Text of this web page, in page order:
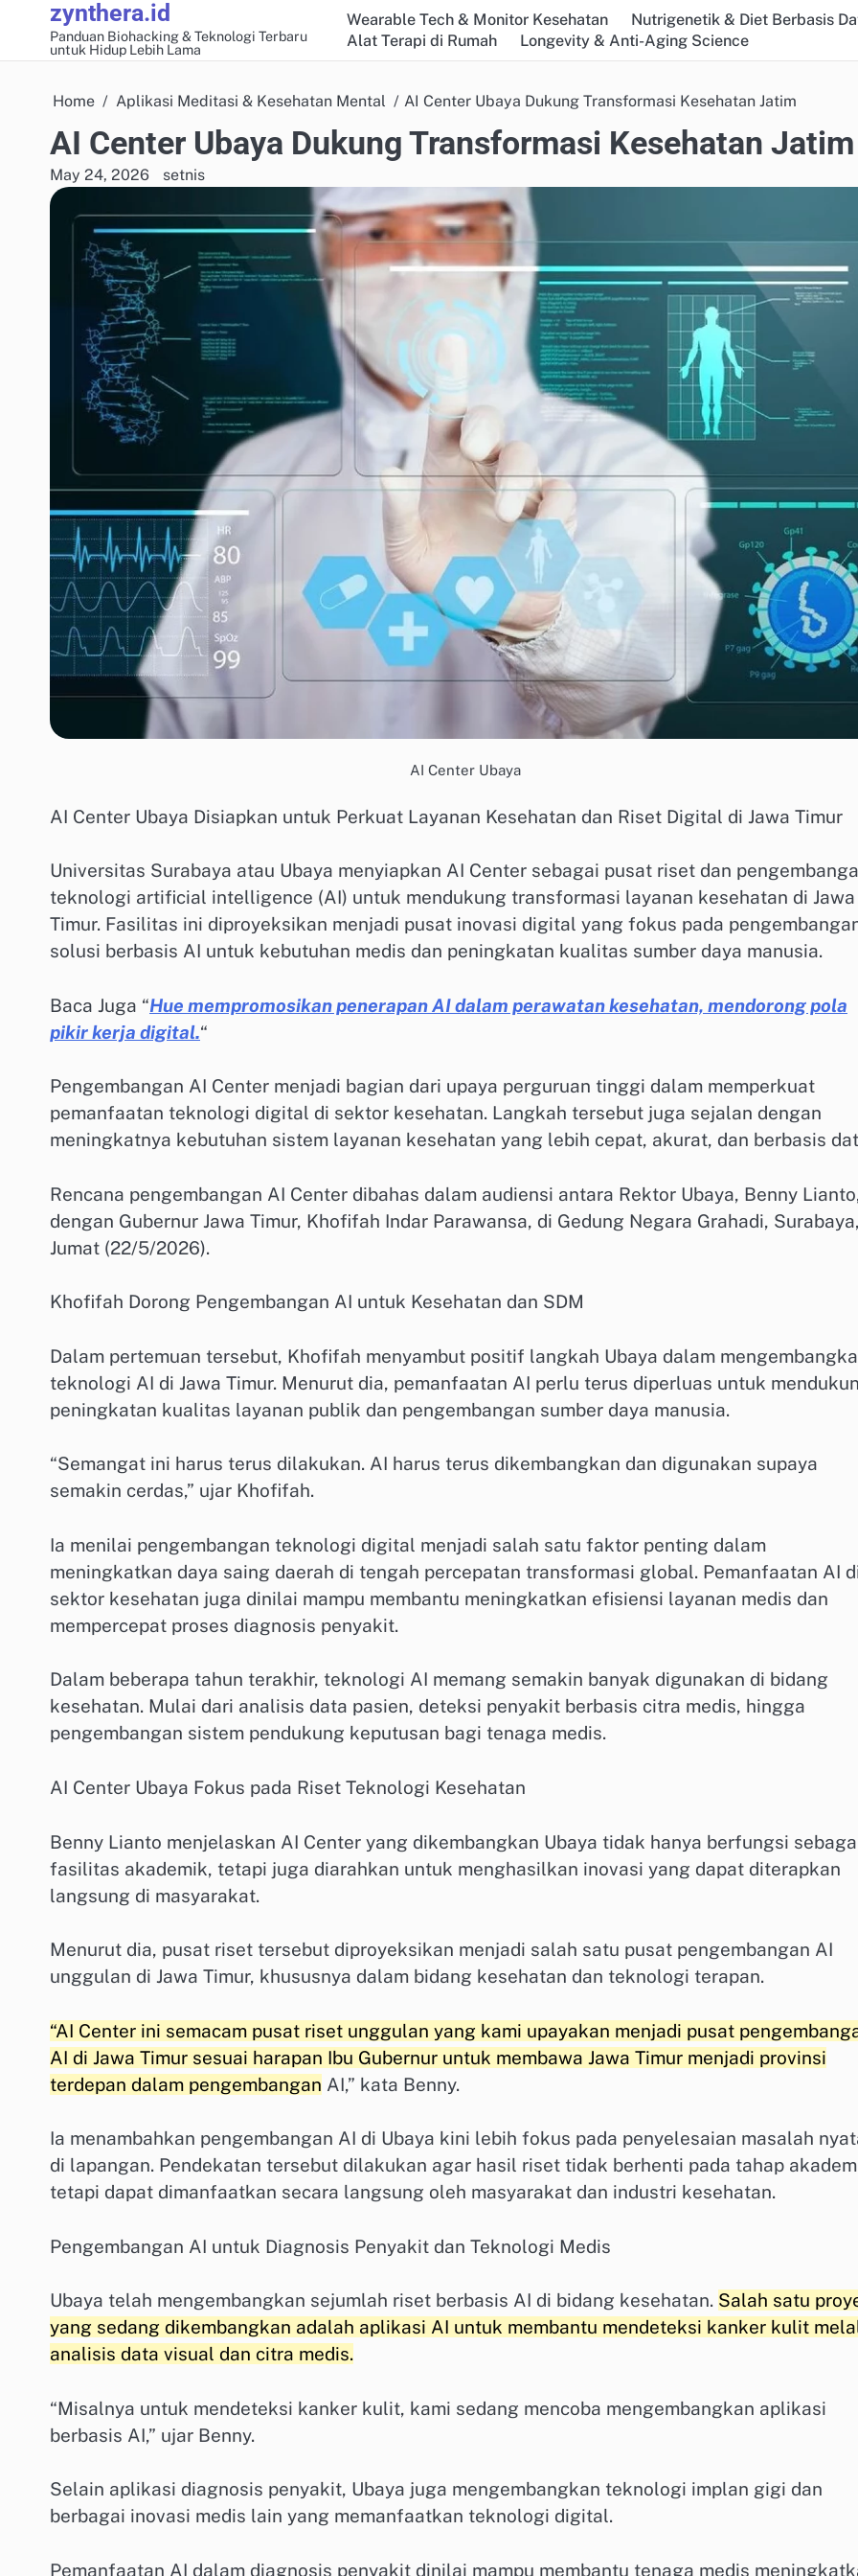
content
zynthera.id
Panduan Biohacking & Teknologi Terbaru
untuk Hidup Lebih Lama
Wearable Tech & Monitor Kesehatan Nutrigenetik & Diet Berbasis
Alat Terapi di Rumah
Longevity & Anti-Aging Science
Home Aplikasi Meditasi & Kesehatan Mental AI Center Ubaya Dukung Transformasi Kesehatan Jatim
AI Center Ubaya Dukung Transformasi Kesehatan Jatim
May 24, 2026 setnis
AI Center Ubaya
AI Center Ubaya Disiapkan untuk Perkuat Layanan Kesehatan dan Riset Digital di Jawa Timur
Universitas Surabaya atau Ubaya menyiapkan AI Center sebagai pusat riset dan
teknologi artificial intelligence (AI) untuk mendukung transformasi layanan kesehatan di Jawa
Timur. Fasilitas ini diproyeksikan menjadi pusat inovasi digital yang fokus pada
solusi berbasis AI untuk kebutuhan medis dan peningkatan kualitas sumber daya manusia.
Baca Juga “Hue mempromosikan penerapan AI dalam perawatan kesehatan, mendorong pola
pikir kerja digital.“
Pengembangan AI Center menjadi bagian dari upaya perguruan tinggi dalam memperkuat
pemanfaatan teknologi digital di sektor kesehatan. Langkah tersebut juga sejalan dengan
meningkatnya kebutuhan sistem layanan kesehatan yang lebih cepat, akurat, dan berbasis
Rencana pengembangan AI Center dibahas dalam audiensi antara Rektor Ubaya, Benny
dengan Gubernur Jawa Timur, Khofifah Indar Parawansa, di Gedung Negara Grahadi, Surabaya,
Jumat (22/5/2026).
Khofifah Dorong Pengembangan AI untuk Kesehatan dan SDM
Dalam pertemuan tersebut, Khofifah menyambut positif langkah Ubaya dalam
teknologi AI di Jawa Timur. Menurut dia, pemanfaatan AI perlu terus diperluas untuk
peningkatan kualitas layanan publik dan pengembangan sumber daya manusia.
“Semangat ini harus terus dilakukan. AI harus terus dikembangkan dan digunakan supaya
semakin cerdas,” ujar Khofifah.
Ia menilai pengembangan teknologi digital menjadi salah satu faktor penting dalam
meningkatkan daya saing daerah di tengah percepatan transformasi global. Pemanfaatan AI
sektor kesehatan juga dinilai mampu membantu meningkatkan efisiensi layanan medis dan
mempercepat proses diagnosis penyakit.
Dalam beberapa tahun terakhir, teknologi AI memang semakin banyak digunakan di bidang
kesehatan. Mulai dari analisis data pasien, deteksi penyakit berbasis citra medis, hingga
pengembangan sistem pendukung keputusan bagi tenaga medis.
AI Center Ubaya Fokus pada Riset Teknologi Kesehatan
Benny Lianto menjelaskan AI Center yang dikembangkan Ubaya tidak hanya berfungsi
fasilitas akademik, tetapi juga diarahkan untuk menghasilkan inovasi yang dapat diterapkan
langsung di masyarakat.
Menurut dia, pusat riset tersebut diproyeksikan menjadi salah satu pusat pengembangan AI
unggulan di Jawa Timur, khususnya dalam bidang kesehatan dan teknologi terapan.
“AI Center ini semacam pusat riset unggulan yang kami upayakan menjadi pusat
AI di Jawa Timur sesuai harapan Ibu Gubernur untuk membawa Jawa Timur menjadi provinsi
terdepan dalam pengembangan AI,” kata Benny.
Ia menambahkan pengembangan AI di Ubaya kini lebih fokus pada penyelesaian masalah
di lapangan. Pendekatan tersebut dilakukan agar hasil riset tidak berhenti pada tahap
tetapi dapat dimanfaatkan secara langsung oleh masyarakat dan industri kesehatan.
Pengembangan AI untuk Diagnosis Penyakit dan Teknologi Medis
Ubaya telah mengembangkan sejumlah riset berbasis AI di bidang kesehatan. Salah satu
yang sedang dikembangkan adalah aplikasi AI untuk membantu mendeteksi kanker kulit
analisis data visual dan citra medis.
“Misalnya untuk mendeteksi kanker kulit, kami sedang mencoba mengembangkan aplikasi
berbasis AI,” ujar Benny.
Selain aplikasi diagnosis penyakit, Ubaya juga mengembangkan teknologi implan gigi dan
berbagai inovasi medis lain yang memanfaatkan teknologi digital.
Pemanfaatan AI dalam diagnosis penyakit dinilai mampu membantu tenaga medis